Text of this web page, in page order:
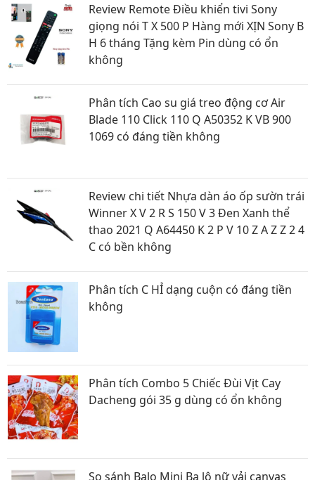
Review Remote Điều khiển tivi Sony
giọng nói T X 500 P Hàng mới XỊN Sony B
H 6 tháng Tặng kèm Pin dùng có ổn
không
Phân tích Cao su giá treo động cơ Air
Blade 110 Click 110 Q A50352 K VB 900
1069 có đáng tiền không
Review chi tiết Nhựa dàn áo ốp sườn trái
Winner X V 2 R S 150 V 3 Đen Xanh thể
thao 2021 Q A64450 K 2 P V 10 Z A Z Z 2 4
C có bền không
Phân tích C HỈ dạng cuộn có đáng tiền
không
Phân tích Combo 5 Chiếc Đùi Vịt Cay
Dacheng gói 35 g dùng có ổn không
So sánh Balo Mini Ba lô nữ vải canvas